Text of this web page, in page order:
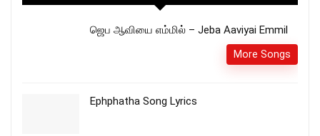
ஜெப ஆவியை எம்மில் – Jeba Aaviyai Emmil
More Songs
Ephphatha Song Lyrics